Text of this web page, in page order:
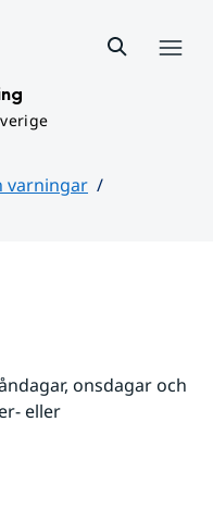
varningar
onsdagar och
eller